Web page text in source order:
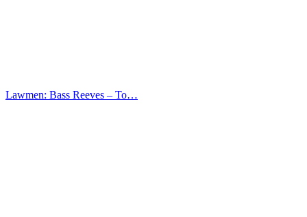
Lawmen: Bass Reeves – Το…